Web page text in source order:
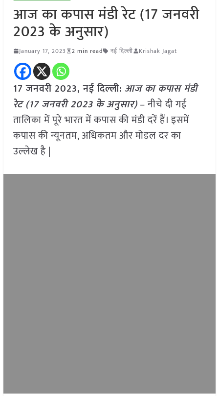
आज का कपास मंडी रेट (17 जनवरी
2023 के अनुसार)
January 17, 2023 2 min read नई दिल्ली Krishak Jagat
17 जनवरी 2023, नई दिल्ली: आज का कपास मंडी
रेट (17 जनवरी 2023 के अनुसार)– नीचे दी गई
तालिका में पूरे भारत में कपास की मंडी दरें हैं। इसमें
कपास की न्यूनतम, अधिकतम और मोडल दर का
उल्लेख है |